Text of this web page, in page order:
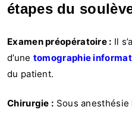
étapes du
Examen préopératoire : Il
d’une tomographie
du patient.
Chirurgie : Sous